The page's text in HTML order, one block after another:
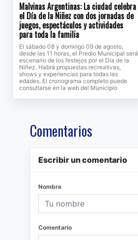
Malvinas Argentinas: La ciudad celebra
el Día de la Niñez con dos jornadas de
juegos, espectáculos y actividades
para toda la familia
El sábado 08 y domingo 09 de agosto,
desde las 11 horas, el Predio Municipal será
escenario de los festejos por el Día de la
Niñez. Habrá propuestas recreativas,
shows y experiencias para todas las
edades. El cronograma completo puede
consultarse en la web del Municipio
Comentarios
Escribir un comentario
Nombre
Comentario